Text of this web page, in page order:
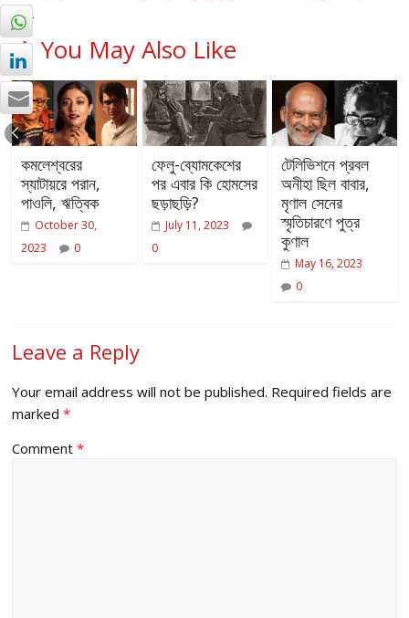
→
You May Also Like
কমলেশ্বরের
স্যাটায়রে পরান,
পাওলি, ঋত্বিক
October 30,
2023
0
ফেলু-ব্যোমকেশের
পর এবার কি হোমসের
ছড়াছড়ি?
July 11, 2023
0
টেলিভিশনে প্রবল
অনীহা ছিল বাবার,
মৃণাল সেনের
স্মৃতিচারণে পুত্র
কুণাল
May 16, 2023
0
Leave a Reply
Your email address will not be published. Required fields are
marked*
Comment*